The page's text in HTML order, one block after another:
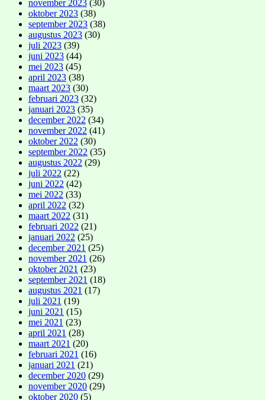
november 2023 (30)
oktober 2023 (38)
september 2023 (38)
augustus 2023 (30)
juli 2023 (39)
juni 2023 (44)
mei 2023 (45)
april 2023 (38)
maart 2023 (30)
februari 2023 (32)
januari 2023 (35)
december 2022 (34)
november 2022 (41)
oktober 2022 (30)
september 2022 (35)
augustus 2022 (29)
juli 2022 (22)
juni 2022 (42)
mei 2022 (33)
april 2022 (32)
maart 2022 (31)
februari 2022 (21)
januari 2022 (25)
december 2021 (25)
november 2021 (26)
oktober 2021 (23)
september 2021 (18)
augustus 2021 (17)
juli 2021 (19)
juni 2021 (15)
mei 2021 (23)
april 2021 (28)
maart 2021 (20)
februari 2021 (16)
januari 2021 (21)
december 2020 (29)
november 2020 (29)
oktober 2020 (5)